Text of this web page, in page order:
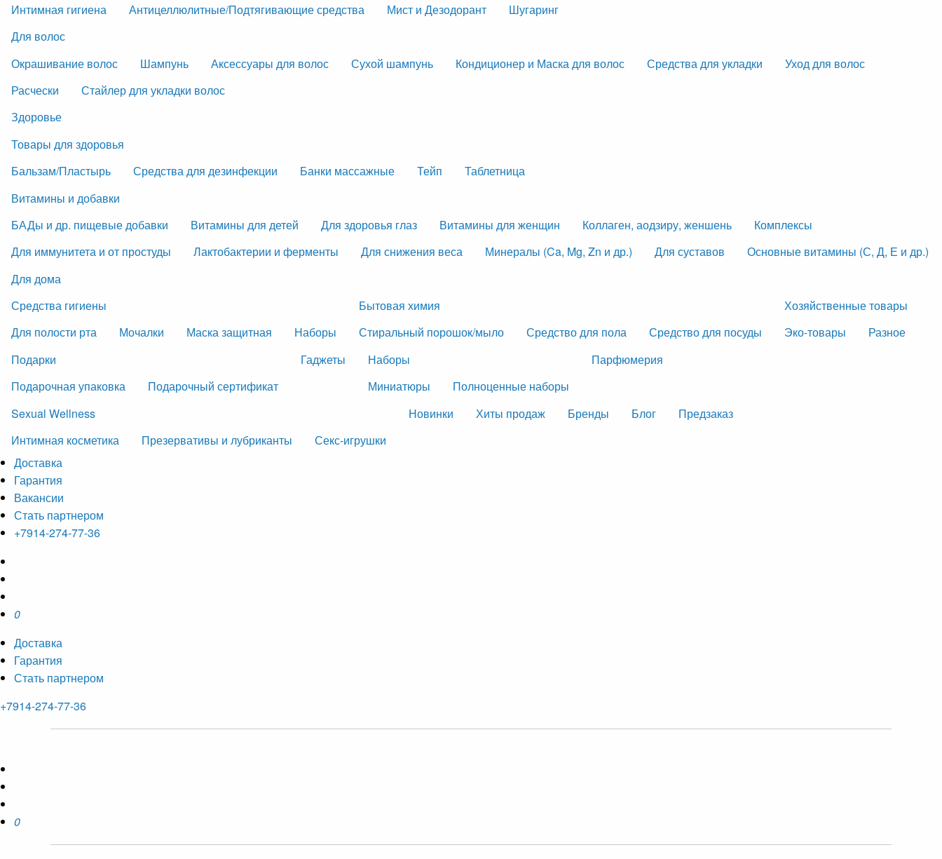
Интимная гигиена
Антицеллюлитные/Подтягивающие средства Мист и Дезодорант
Шугаринг
Для волос
Окрашивание волос
Шампунь Аксессуары для волос Сухой шампунь Кондиционер и Маска для волос Средства для укладки
Уход для волос
Расчески
Стайлер для укладки волос
Здоровье
Товары для здоровья
Бальзам/Пластырь
Средства для дезинфекции Банки массажные Тейп
Таблетница
Витамины и добавки
БАДы и др. пищевые добавки
Витамины для детей Для здоровья глаз Витамины для женщин Коллаген, аодзиру, женшень
Комплексы
Для иммунитета и от простуды
Лактобактерии и ферменты Для снижения веса Минералы (Ca, Mg, Zn и др.) Для суставов
Основные витамины (С, Д, Е и др.)
Для дома
Средства гигиены
Для полости рта
Мочалки Маска защитная Наборы
Бытовая химия
Стиральный порошок/мыло
Средство для пола Средство для посуды
Хозяйственные товары
Эко-товары
Разное
Подарки
Подарочная упаковка
Подарочный сертификат
Гаджеты
Наборы
Миниатюры
Полноценные наборы
Парфюмерия
Sexual Wellness
Интимная косметика
Презервативы и лубриканты Секс-игрушки
Новинки Хиты продаж Бренды Блог Предзаказ
Доставка
Гарантия
Вакансии
Стать партнером
+7914-274-77-36
0
Доставка
Гарантия
Стать партнером
+7914-274-77-36
0